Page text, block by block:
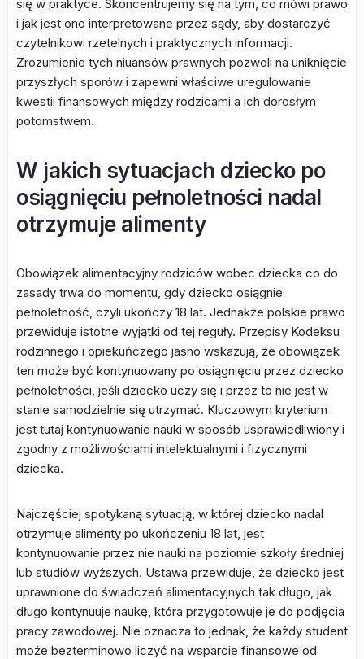
się w praktyce. Skoncentrujemy się na tym, co mówi prawo
i jak jest ono interpretowane przez sądy, aby dostarczyć
czytelnikowi rzetelnych i praktycznych informacji.
Zrozumienie tych niuansów prawnych pozwoli na uniknięcie
przyszłych sporów i zapewni właściwe uregulowanie
kwestii finansowych między rodzicami a ich dorosłym
potomstwem.
W jakich sytuacjach dziecko po
osiągnięciu pełnoletności nadal
otrzymuje alimenty
Obowiązek alimentacyjny rodziców wobec dziecka co do
zasady trwa do momentu, gdy dziecko osiągnie
pełnoletność, czyli ukończy 18 lat. Jednakże polskie prawo
przewiduje istotne wyjątki od tej reguły. Przepisy Kodeksu
rodzinnego i opiekuńczego jasno wskazują, że obowiązek
ten może być kontynuowany po osiągnięciu przez dziecko
pełnoletności, jeśli dziecko uczy się i przez to nie jest w
stanie samodzielnie się utrzymać. Kluczowym kryterium
jest tutaj kontynuowanie nauki w sposób usprawiedliwiony i
zgodny z możliwościami intelektualnymi i fizycznymi
dziecka.
Najczęściej spotykaną sytuacją, w której dziecko nadal
otrzymuje alimenty po ukończeniu 18 lat, jest
kontynuowanie przez nie nauki na poziomie szkoły średniej
lub studiów wyższych. Ustawa przewiduje, że dziecko jest
uprawnione do świadczeń alimentacyjnych tak długo, jak
długo kontynuuje naukę, która przygotowuje je do podjęcia
pracy zawodowej. Nie oznacza to jednak, że każdy student
może bezterminowo liczyć na wsparcie finansowe od